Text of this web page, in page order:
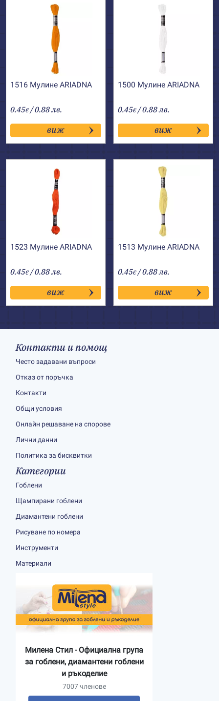
1516 Мулине АRIADNA
0.45€ / 0.88 лв.
виж
1500 Мулине АRIADNA
0.45€ / 0.88 лв.
виж
1523 Мулине АRIADNA
0.45€ / 0.88 лв.
виж
1513 Мулине АRIADNA
0.45€ / 0.88 лв.
виж
Контакти и помощ
Често задавани въпроси
Отказ от поръчка
Контакти
Общи условия
Онлайн решаване на спорове
Лични данни
Политика за бисквитки
Категории
Гоблени
Щампирани гоблени
Диамантени гоблени
Рисуване по номера
Инструменти
Материали
Милена Стил - Официална група
за гоблени, диамантени гоблени
и ръкоделие
7007 членове